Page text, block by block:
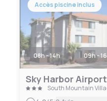
Accès piscine inclus
08h - 14h 09h -
Sky Harbor
South Mountain